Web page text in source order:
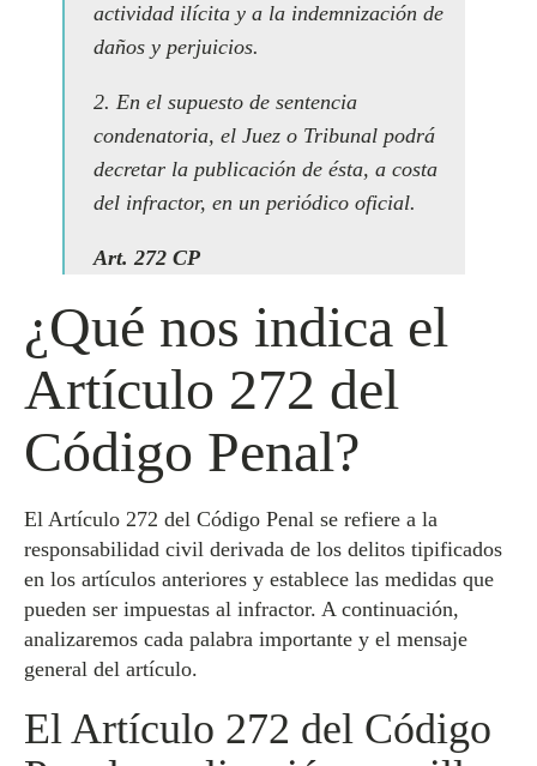
actividad ilícita y a la indemnización de
daños y perjuicios.
2. En el supuesto de sentencia
condenatoria, el Juez o Tribunal podrá
decretar la publicación de ésta, a costa
del infractor, en un periódico oficial.
Art. 272 CP
¿Qué nos indica el
Artículo 272 del
Código Penal?
El Artículo 272 del Código Penal se refiere a la
responsabilidad civil derivada de los delitos tipificados
en los artículos anteriores y establece las medidas que
pueden ser impuestas al infractor. A continuación,
analizaremos cada palabra importante y el mensaje
general del artículo.
El Artículo 272 del Código